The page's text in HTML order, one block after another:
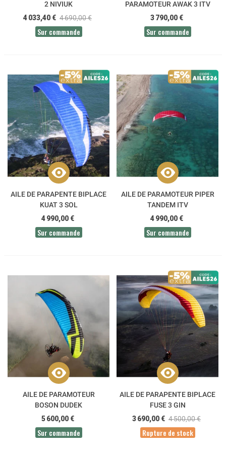
2 NIVIUK
4 033,40 € 4 690,00 €
Sur commande
PARAMOTEUR AWAK 3 ITV
3 790,00 €
Sur commande
AILE DE PARAPENTE BIPLACE
KUAT 3 SOL
4 990,00 €
Sur commande
AILE DE PARAMOTEUR PIPER
TANDEM ITV
4 990,00 €
Sur commande
AILE DE PARAMOTEUR
BOSON DUDEK
5 600,00 €
Sur commande
AILE DE PARAPENTE BIPLACE
FUSE 3 GIN
3 690,00 € 4 500,00 €
Rupture de stock